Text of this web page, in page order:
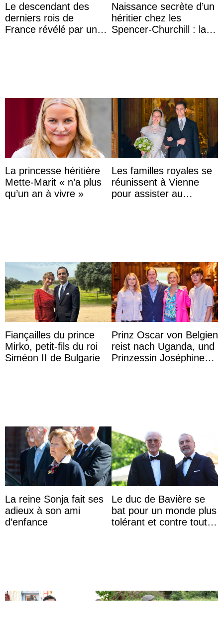
Le descendant des
derniers rois de
France révélé par un
Naissance secrète d’un
héritier chez les
Spencer-Churchill : la
La princesse héritière
Mette-Marit « n’a plus
qu’un an à vivre »
Les familles royales se
réunissent à Vienne
pour assister au
Fiançailles du prince
Mirko, petit-fils du roi
Siméon II de Bulgarie
Prinz Oscar von Belgien
reist nach Uganda, und
Prinzessin Joséphine
La reine Sonja fait ses
adieux à son ami
d’enfance
Le duc de Bavière se
bat pour un monde plus
tolérant et contre toute